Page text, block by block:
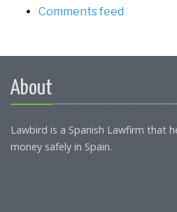
Comments feed
About
Lawbird is a Spanish Lawfirm that
money safely in Spain.